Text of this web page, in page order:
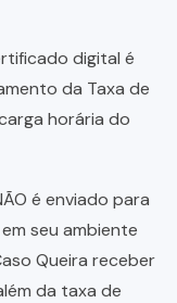
digital é
da Taxa de
horária do
é enviado para
seu ambiente
Queira receber
da taxa de